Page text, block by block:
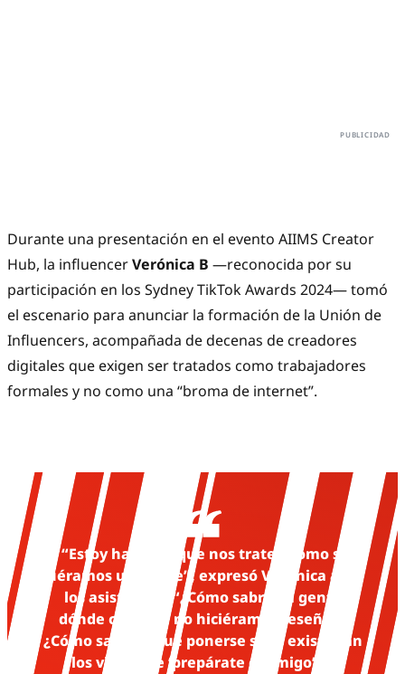
Durante una presentación en el evento AIIMS Creator
Hub, la influencerVerónica B —reconocida por su
participación en los Sydney TikTok Awards 2024— tomó
el escenario para anunciar la formación de la Unión de
Influencers, acompañada de decenas de creadores
digitales que exigen ser tratados como trabajadores
formales y no como una “broma de internet”.
“Estoy harta de que nos traten como si
fuéramos un chiste”, expresó Verónica ante
los asistentes. “¿Cómo sabría la gente
dónde comer si no hiciéramos reseñas?
¿Cómo sabrían qué ponerse si no existieran
los videos de ‘prepárate conmigo’?”.